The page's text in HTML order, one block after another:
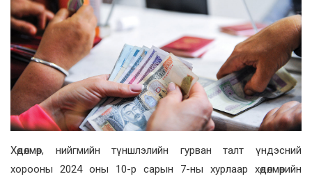
Хөдөлмөр, нийгмийн түншлэлийн гурван талт үндэсний
хорооны 2024 оны 10-р сарын 7-ны хурлаар хөдөлмөрийн